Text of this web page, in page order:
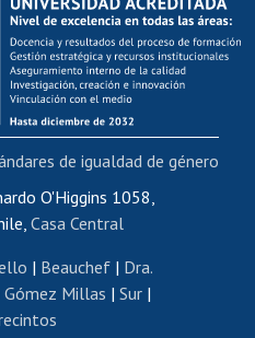
al AUCAI
os
de capacitación
del personal
interna
de renta
honorarios
blancas
os
O'Higgins 1058,
Casa Central
| Beauchef| Dra.
Gómez Millas | Sur |
de igualdad de género